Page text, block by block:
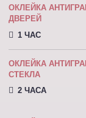
ОКЛЕЙКА
ДВЕРЕЙ
1 ЧАС
ОКЛЕЙКА
СТЕКЛА
2 ЧАСА